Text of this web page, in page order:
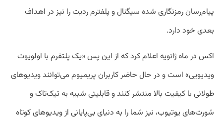
پیام‌رسان رمزنگاری شده سیگنال و پلفترم ردیت را نیز در اهداف
بعدی خود دارد.
اکس در ماه ژانویه اعلام کرد که از این پس «یک پلتفرم با اولویوت
ویدیویی» است و در حال حاضر کاربران پریمیوم می‌توانند ویدیو‌های
طولانی با کیفیت بالا منتشر کنند و قابلیتی شبیه به تیک‌تاک و
شورت‌های یوتیوب، نیز شما را به دنیای بی‌پایانی از ویدیوهای کوتاه